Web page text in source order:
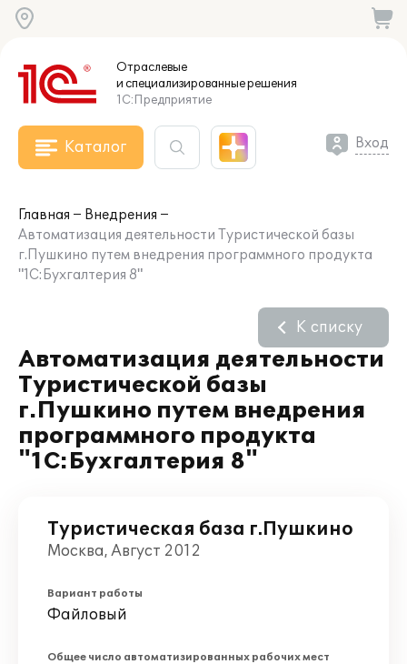
Отраслевые
и специализированныерешения
1С:Предприятие
Каталог Вход
Главная
Внедрения
Автоматизация деятельности Туристической базы
г.Пушкино путем внедрения программного продукта
"1С:Бухгалтерия 8"
Автоматизация деятельности
Туристической базы
г.Пушкино путем внедрения
программного продукта
"1С:Бухгалтерия 8"
К списку
Туристическая база г.Пушкино
Москва, Август 2012
Вариант работы
Файловый
Общее число автоматизированных рабочих мест